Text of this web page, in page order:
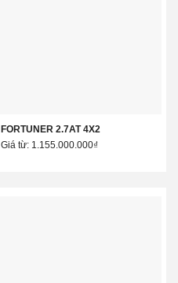
FORTUNER 2.7AT 4X2
Giá từ: 1.155.000.000₫